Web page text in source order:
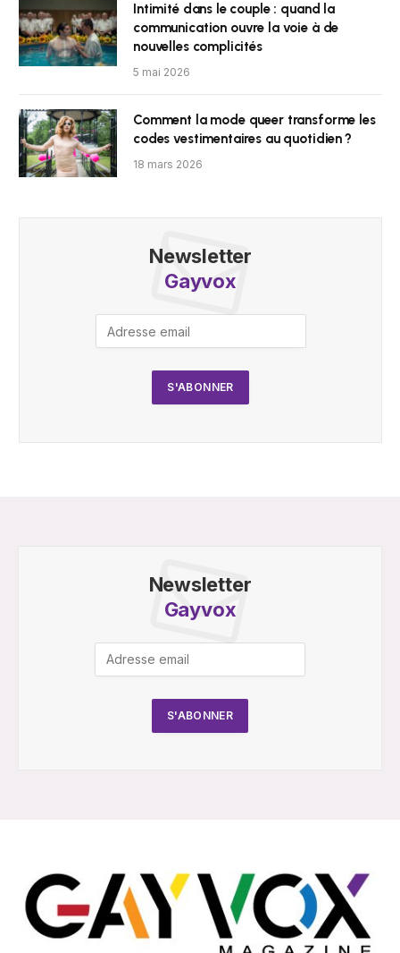
Intimité dans le couple : quand la
communication ouvre la voie à de
nouvelles complicités
5 mai 2026
Comment la mode queer transforme les
codes vestimentaires au quotidien ?
18 mars 2026
Newsletter
Gayvox
Newsletter
Gayvox